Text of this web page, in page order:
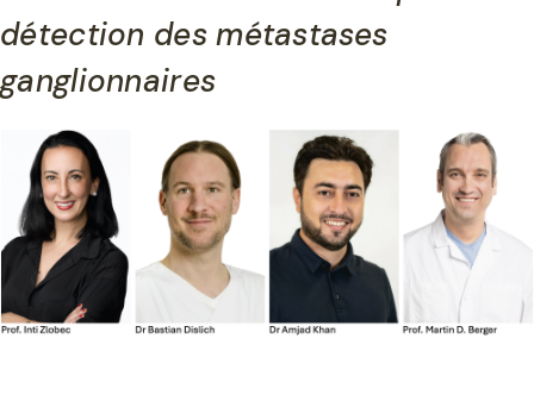
détection des métastases
ganglionnaires